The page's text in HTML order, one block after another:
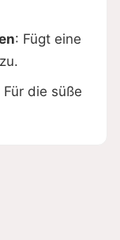
: Fügt eine
Für die süße